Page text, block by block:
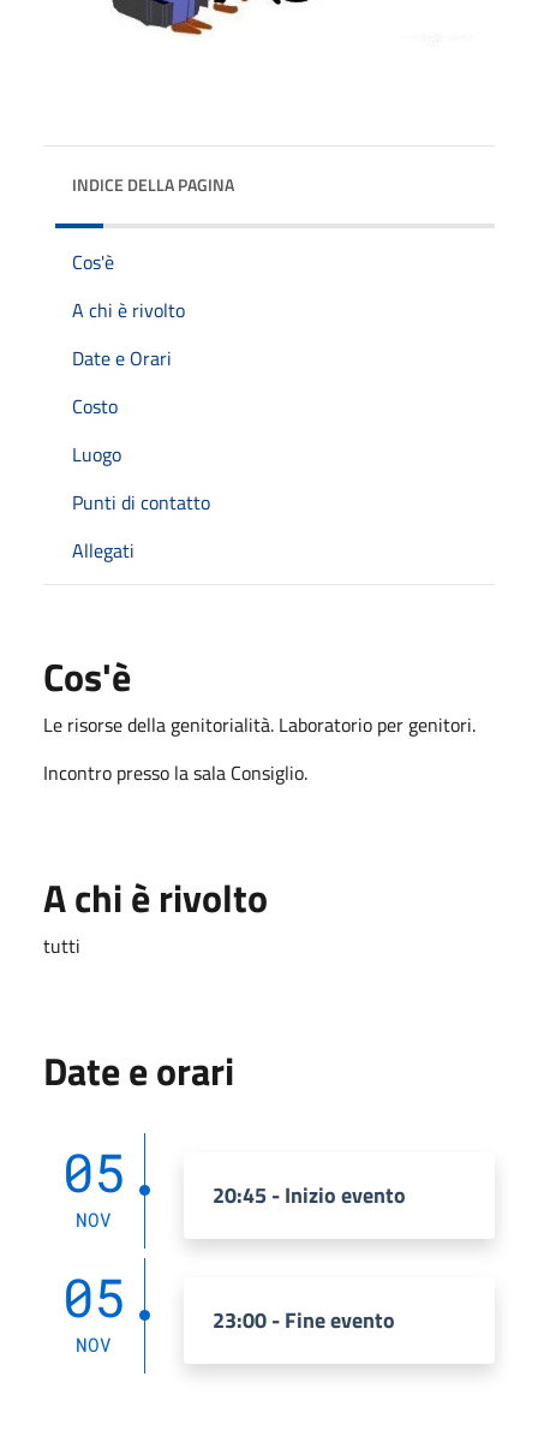
INDICE DELLA PAGINA
Cos'è
A chi è rivolto
Date e Orari
Costo
Luogo
Punti di contatto
Allegati
Cos'è
Le risorse della genitorialità. Laboratorio per genitori.
Incontro presso la sala Consiglio.
A chi è rivolto
tutti
Date e orari
05
NOV
20:45 - Inizio evento
05
NOV
23:00 - Fine evento